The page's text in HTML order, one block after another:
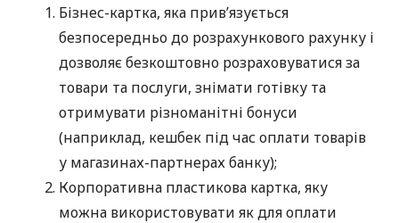
Бізнес-картка, яка прив’язується
безпосередньо до розрахункового рахунку і
дозволяє безкоштовно розраховуватися за
товари та послуги, знімати готівку та
отримувати різноманітні бонуси
(наприклад, кешбек під час оплати товарів
у магазинах-партнерах банку);
Корпоративна пластикова картка, яку
можна використовувати як для оплати